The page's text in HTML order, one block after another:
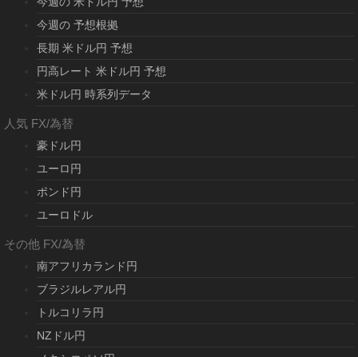
今週の 予想根拠
長期 米ドル円 予想
円高レート 米ドル円 予想
米ドル円 時系列データ
人気 FX/為替
豪ドル円
ユーロ円
ポンド円
ユーロドル
その他 FX/為替
南アフリカランド円
ブラジルレアル円
トルコリラ円
NZドル円